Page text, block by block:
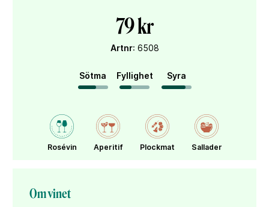
79 kr
Artnr: 6508
Sötma Fyllighet Syra
Rosévin Aperitif Plockmat Sallader
Om vinet